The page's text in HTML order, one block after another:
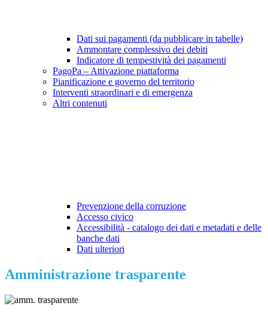
Dati sui pagamenti (da pubblicare in tabelle)
Ammontare complessivo dei debiti
Indicatore di tempestività dei pagamenti
PagoPa – Attivazione piattaforma
Pianificazione e governo del territorio
Interventi straordinari e di emergenza
Altri contenuti
Prevenzione della corruzione
Accesso civico
Accessibilità - catalogo dei dati e metadati e delle
banche dati
Dati ulteriori
Amministrazione trasparente